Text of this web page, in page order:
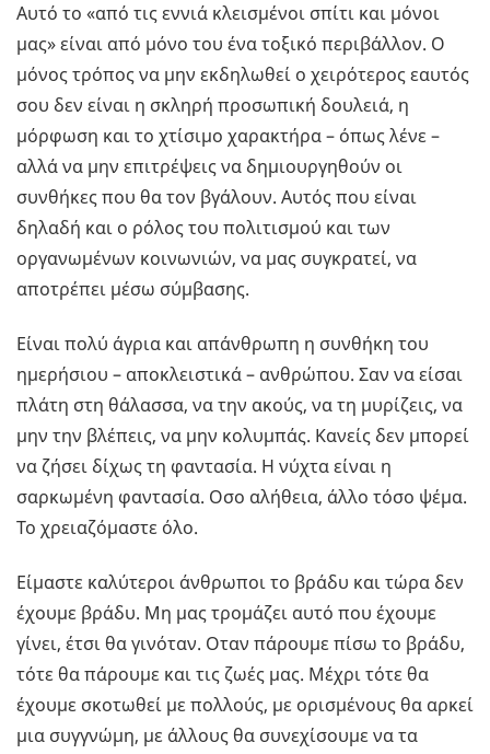
Αυτό το «από τις εννιά κλεισμένοι σπίτι και μόνοι
μας» είναι από μόνο του ένα τοξικό περιβάλλον. Ο
μόνος τρόπος να μην εκδηλωθεί ο χειρότερος εαυτός
σου δεν είναι η σκληρή προσωπική δουλειά, η
μόρφωση και το χτίσιμο χαρακτήρα – όπως λένε –
αλλά να μην επιτρέψεις να δημιουργηθούν οι
συνθήκες που θα τον βγάλουν. Αυτός που είναι
δηλαδή και ο ρόλος του πολιτισμού και των
οργανωμένων κοινωνιών, να μας συγκρατεί, να
αποτρέπει μέσω σύμβασης.
Είναι πολύ άγρια και απάνθρωπη η συνθήκη του
ημερήσιου – αποκλειστικά – ανθρώπου. Σαν να είσαι
πλάτη στη θάλασσα, να την ακούς, να τη μυρίζεις, να
μην την βλέπεις, να μην κολυμπάς. Κανείς δεν μπορεί
να ζήσει δίχως τη φαντασία. Η νύχτα είναι η
σαρκωμένη φαντασία. Οσο αλήθεια, άλλο τόσο ψέμα.
Το χρειαζόμαστε όλο.
Είμαστε καλύτεροι άνθρωποι το βράδυ και τώρα δεν
έχουμε βράδυ. Μη μας τρομάζει αυτό που έχουμε
γίνει, έτσι θα γινόταν. Οταν πάρουμε πίσω το βράδυ,
τότε θα πάρουμε και τις ζωές μας. Μέχρι τότε θα
έχουμε σκοτωθεί με πολλούς, με ορισμένους θα αρκεί
μια συγγνώμη, με άλλους θα συνεχίσουμε να τα